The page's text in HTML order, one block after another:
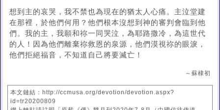
想到主的哀哭，我不禁也為現在的猶太人心痛。主泣堂建
在那裡，於他們何用？他們根本沒想到神的審判會臨到他
們。我的主，我願和祢一同哭泣，為耶路撒冷，為這世代
的人！因為他們離棄祢救恩的泉源，他們漠視祢的眼淚，
他們拒絕福音，不知道自己將要滅亡！
～蘇棣初
本文鏈結：http://ccmusa.org/devotion/devotion.aspx?
id=tr20200809